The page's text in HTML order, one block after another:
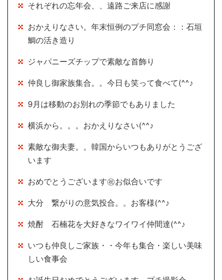
それぞれの忘年会、、遠路ご来店に感謝
おかえりなさい。年末恒例のプチ同窓会：：石垣
鯛の活き造り
ジャパニーズチップで素敵な首飾り
仲良し御家族集合。。今日も笑って食べて(^^♪
9月は移動のお別れの季節でもありました
横浜から。。。おかえりなさい(^^♪
素敵な御夫妻。。韓国からいつもありがとうござ
います
おめでとうございます㊗お似合いです
大分 繋がりの意気投合。。お客様(^^♪
焼酎 石楠花を大好きなワイワイ仲間達(^^♪
いつも仲良しご家族・・今年も集合・楽しい美味
しい食事会